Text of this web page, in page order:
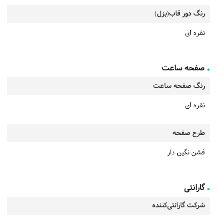
رنگ دور قاب(بزل)
نقره ای
صفحه ساعت
رنگ صفحه ساعت
نقره ای
طرح صفحه
فشن نگین دار
گارانتی
شرکت گارانتی‌کننده